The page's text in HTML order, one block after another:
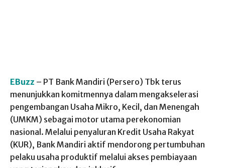
EBuzz – PT Bank Mandiri (Persero) Tbk terus
menunjukkan komitmennya dalam mengakselerasi
pengembangan Usaha Mikro, Kecil, dan Menengah
(UMKM) sebagai motor utama perekonomian
nasional. Melalui penyaluran Kredit Usaha Rakyat
(KUR), Bank Mandiri aktif mendorong pertumbuhan
pelaku usaha produktif melalui akses pembiayaan